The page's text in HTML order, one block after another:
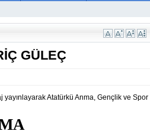
GÜLEÇ
Atatürkü Anma, Gençlik ve Spor